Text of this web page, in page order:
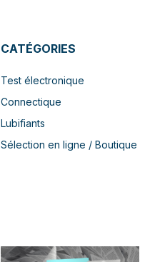
CATÉGORIES
Test électronique
Connectique
Lubifiants
Sélection en ligne / Boutique